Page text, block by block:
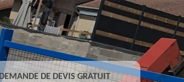
DEMANDE DE DEVIS GRATUIT